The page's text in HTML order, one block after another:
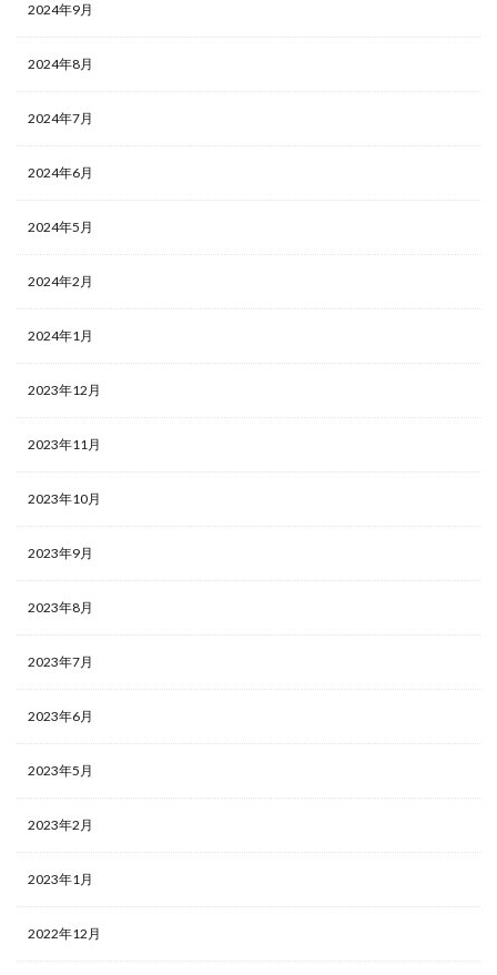
2024年9月
2024年8月
2024年7月
2024年6月
2024年5月
2024年2月
2024年1月
2023年12月
2023年11月
2023年10月
2023年9月
2023年8月
2023年7月
2023年6月
2023年5月
2023年2月
2023年1月
2022年12月